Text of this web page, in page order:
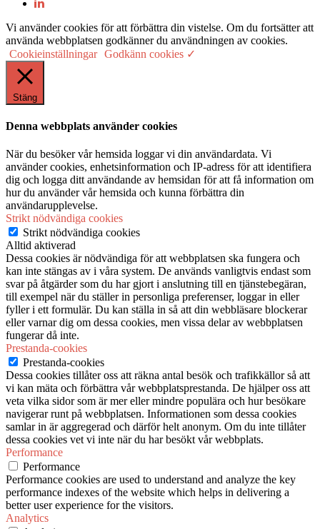
Vi använder cookies för att förbättra din vistelse. Om du fortsätter att
använda webbplatsen godkänner du användningen av cookies.
Cookieinställningar Godkänn cookies ✓
Stäng
Denna webbplats använder cookies
När du besöker vår hemsida loggar vi din användardata. Vi
använder cookies, enhetsinformation och IP-adress för att identifiera
dig och logga ditt användande av hemsidan för att få information om
hur du använder vår hemsida och kunna förbättra din
användarupplevelse.
Strikt nödvändiga cookies
Strikt nödvändiga cookies
Alltid aktiverad
Dessa cookies är nödvändiga för att webbplatsen ska fungera och
kan inte stängas av i våra system. De används vanligtvis endast som
svar på åtgärder som du har gjort i anslutning till en tjänstebegäran,
till exempel när du ställer in personliga preferenser, loggar in eller
fyller i ett formulär. Du kan ställa in så att din webbläsare blockerar
eller varnar dig om dessa cookies, men vissa delar av webbplatsen
fungerar då inte.
Prestanda-cookies
Prestanda-cookies
Dessa cookies tillåter oss att räkna antal besök och trafikkällor så att
vi kan mäta och förbättra vår webbplatsprestanda. De hjälper oss att
veta vilka sidor som är mer eller mindre populära och hur besökare
navigerar runt på webbplatsen. Informationen som dessa cookies
samlar in är aggregerad och därför helt anonym. Om du inte tillåter
dessa cookies vet vi inte när du har besökt vår webbplats.
Performance
Performance
Performance cookies are used to understand and analyze the key
performance indexes of the website which helps in delivering a
better user experience for the visitors.
Analytics